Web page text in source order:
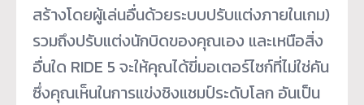
สร้างโดยผู้เล่นอื่นด้วยระบบปรับแต่งภายในเกม)
รวมถึงปรับแต่งนักบิดของคุณเอง และเหนือสิ่ง
อื่นใด RIDE 5 จะให้คุณได้ขี่มอเตอร์ไซก์ที่ไม่ใช่คัน
ซึ่งคุณเห็นในการแข่งชิงแชมป์ระดับโลก อันเป็น